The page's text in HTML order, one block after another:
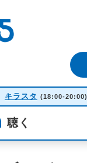
キラスタ (18:00-20:00)
聴く